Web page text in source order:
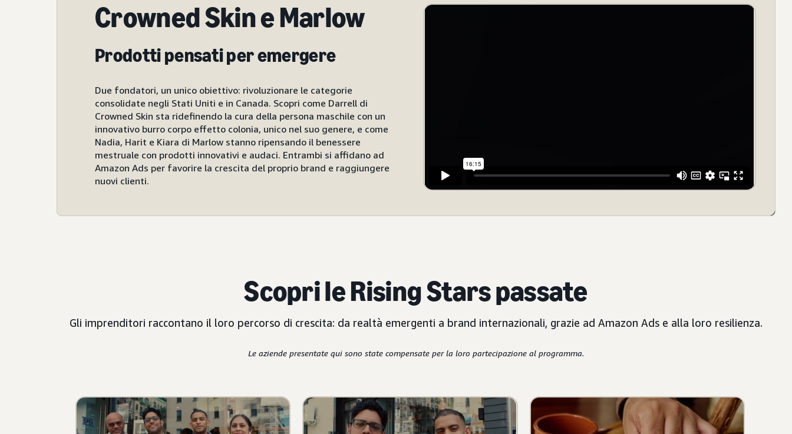
Crowned Skin e Marlow
Prodotti pensati per emergere
Due fondatori, un unico obiettivo: rivoluzionare le categorie
consolidate negli Stati Uniti e in Canada. Scopri come Darrell di
Crowned Skin sta ridefinendo la cura della persona maschile con un
innovativo burro corpo effetto colonia, unico nel suo genere, e come
Nadia, Harit e Kiara di Marlow stanno ripensando il benessere
mestruale con prodotti innovativi e audaci. Entrambi si affidano ad
Amazon Ads per favorire la crescita del proprio brand e raggiungere
nuovi clienti.
Scopri le Rising Stars passate
Gli imprenditori raccontano il loro percorso di crescita: da realtà emergenti a brand internazionali, grazie ad Amazon Ads e alla loro resilienza.
Le aziende presentate qui sono state compensate per la loro partecipazione al programma.